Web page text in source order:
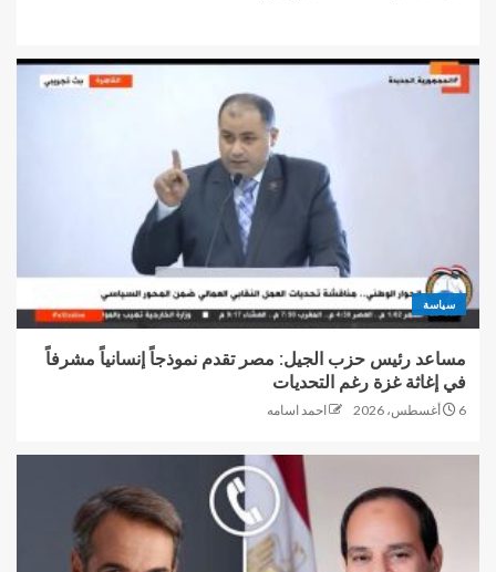
سياسة
مساعد رئيس حزب الجيل: مصر تقدم نموذجاً إنسانياً مشرفاً
في إغاثة غزة رغم التحديات
6 أغسطس، 2026 احمد اسامه